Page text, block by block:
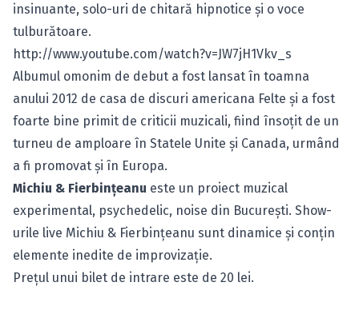
insinuante, solo-uri de chitară hipnotice şi o voce
tulburătoare.
http://www.youtube.com/watch?v=JW7jH1Vkv_s
Albumul omonim de debut a fost lansat în toamna
anului 2012 de casa de discuri americana Felte şi a fost
foarte bine primit de criticii muzicali, fiind însoţit de un
turneu de amploare în Statele Unite şi Canada, urmând
a fi promovat şi în Europa.
Michiu & Fierbinţeanu este un proiect muzical
experimental, psychedelic, noise din Bucureşti. Show-
urile live Michiu & Fierbinţeanu sunt dinamice şi conţin
elemente inedite de improvizaţie.
Preţul unui bilet de intrare este de 20 lei.